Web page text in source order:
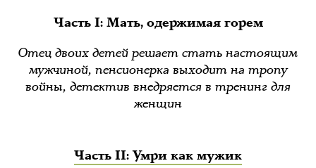
Часть I: Мать, одержимая горем
Отец двоих детей решает стать настоящим
мужчиной, пенсионерка выходит на тропу
войны, детектив внедряется в тренинг для
женщин
Часть II: Умри как мужик